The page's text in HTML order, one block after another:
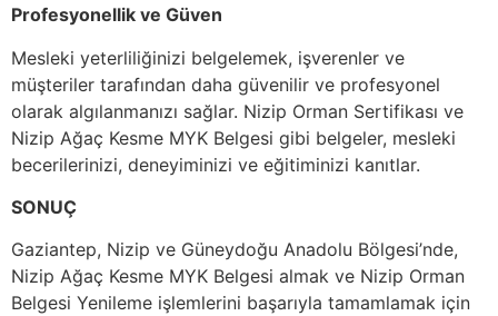
Profesyonellik ve Güven
Mesleki yeterliliğinizi belgelemek, işverenler ve
müşteriler tarafından daha güvenilir ve profesyonel
olarak algılanmanızı sağlar. Nizip Orman Sertifikası ve
Nizip Ağaç Kesme MYK Belgesi gibi belgeler, mesleki
becerilerinizi, deneyiminizi ve eğitiminizi kanıtlar.
SONUÇ
Gaziantep, Nizip ve Güneydoğu Anadolu Bölgesi’nde,
Nizip Ağaç Kesme MYK Belgesi almak ve Nizip Orman
Belgesi Yenileme işlemlerini başarıyla tamamlamak için